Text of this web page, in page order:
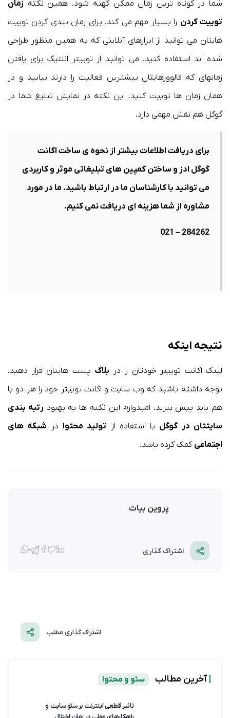
شما در کوتاه ترین زمان ممکن کهنه شود. همین نکته زمان
توییت کردن را بسیار مهم می کند. برای زمان بندی کردن توییت
هایتان می توانید از ابزارهای آنلاینی که به همین منظور طراحی
شده اند استفاده کنید. می توانید از توییتر انلتیک برای یافتن
زمانهای که فالوورهایتان بیشترین فعالیت را دارند بیابید و در
همان زمان ها توییت کنید. این نکته در نمایش تبلیغ شما در
گوگل هم نقش مهمی دارد.
برای دریافت اطلاعات بیشتر از نحوه ی ساخت اگانت
گوگل ادز و ساختن کمپین های تبلیغاتی موثر و کاربردی
می توانید با کارشناسان ما در ارتباط باشید. ما در مورد
مشاوره از شما هزینه ای دریافت نمی کنیم.
284262 – 021
نتیجه اینکه
لینک اکانت توییتر خودتان را در بلاگ پست هایتان قرار دهید.
توجه داشته باشید که وب سایت و اکانت توییتر خود را هر دو با
هم باید پیش ببرید. امیدوارم این نکته ها به بهبود رتبه بندی
سایتتان در گوگل با استفاده از تولید محتوا در شبکه های
اجتماعی کمک کرده باشد.
پروین بیات
اشتراک گذاری
اشتراک گذاری مطلب
آخرین مطالب سئو و محتوا
تاثیر قطعی اینترنت بر سئو سایت و